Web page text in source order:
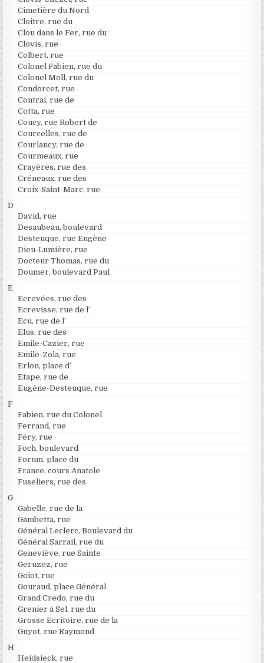
Cimetière du Nord
Cloître, rue du
Clou dans le Fer, rue du
Clovis, rue
Colbert, rue
Colonel Fabien, rue du
Colonel Moll, rue du
Condorcet, rue
Contrai, rue de
Cotta, rue
Coucy, rue Robert de
Courcelles, rue de
Courlancy, rue de
Courmeaux, rue
Crayères, rue des
Créneaux, rue des
Croix-Saint-Marc, rue
D
David, rue
Desaubeau, boulevard
Desteuque, rue Eugène
Dieu-Lumière, rue
Docteur Thomas, rue du
Doumer, boulevard Paul
E
Ecrevées, rue des
Ecrevisse, rue de l’
Ecu, rue de l’
Elus, rue des
Emile-Cazier, rue
Emile-Zola, rue
Erlon, place d’
Etape, rue de
Eugène-Desteuque, rue
F
Fabien, rue du Colonel
Ferrand, rue
Féry, rue
Foch, boulevard
Forum, place du
France, cours Anatole
Fuseliers, rue des
G
Gabelle, rue de la
Gambetta, rue
Général Leclerc, Boulevard du
Général Sarrail, rue du
Geneviève, rue Sainte
Geruzez, rue
Goïot, rue
Gouraud, place Général
Grand Credo, rue du
Grenier à Sel, rue du
Grosse Ecritoire, rue de la
Guyot, rue Raymond
H
Heidsieck, rue